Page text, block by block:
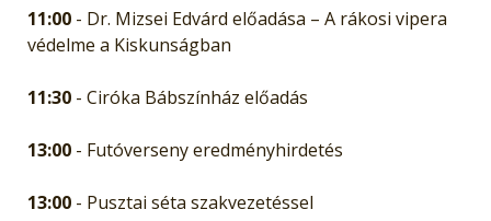
11:00- Dr. Mizsei Edvárd előadása – A rákosi vipera
védelme a Kiskunságban
11:30- Ciróka Bábszínház előadás
13:00- Futóverseny eredményhirdetés
13:00- Pusztai séta szakvezetéssel